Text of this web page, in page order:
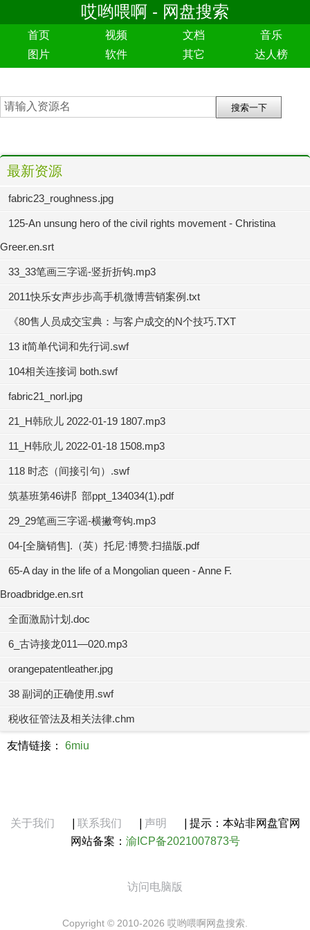
哎哟喂啊 - 网盘搜索
首页 视频 文档
音乐
图片
软件 其它 达人榜
最新资源
fabric23_roughness.jpg
125-An unsung hero of the civil rights movement - Christina
Greer.en.srt
33_33笔画三字谣-竖折折钩.mp3
2011快乐女声步步高手机微博营销案例.txt
《80售人员成交宝典：与客户成交的N个技巧.TXT
13 it简单代词和先行词.swf
104相关连接词 both.swf
fabric21_norl.jpg
21_H韩欣儿 2022-01-19 1807.mp3
11_H韩欣儿 2022-01-18 1508.mp3
118 时态（间接引句）.swf
筑基班第46讲阝部ppt_134034(1).pdf
29_29笔画三字谣-横撇弯钩.mp3
04-[全脑销售].（英）托尼·博赞.扫描版.pdf
65-A day in the life of a Mongolian queen - Anne F.
Broadbridge.en.srt
全面激励计划.doc
6_古诗接龙011—020.mp3
orangepatentleather.jpg
38 副词的正确使用.swf
税收征管法及相关法律.chm
友情链接： 6miu
关于我们 联系我们 声明
提示：本站非网盘官网
网站备案： 渝ICP备2021007873号
访问电脑版
Copyright © 2010-2026 哎哟喂啊网盘搜索.